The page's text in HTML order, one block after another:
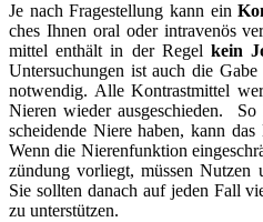
Je nach Frage­­stellung kann ein
ches Ihnen oral oder intra­­venös
mittel ent­­hält in der Regel kein
Unter­­su­chun­­gen ist auch die
not­wen­dig. Alle Kon­trast­mit­tel
Nie­ren wie­der aus­­ge­­schieden.
scheidende Nie­re haben, kann
Wenn die Nieren­­funktion
zündung vor­­liegt, müs­sen Nut­zen
Sie soll­ten danach auf jeden Fall
zu unter­­stützen.